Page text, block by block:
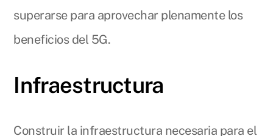
superarse para aprovechar plenamente los
beneficios del 5G.
Infraestructura
Construir la infraestructura necesaria para el